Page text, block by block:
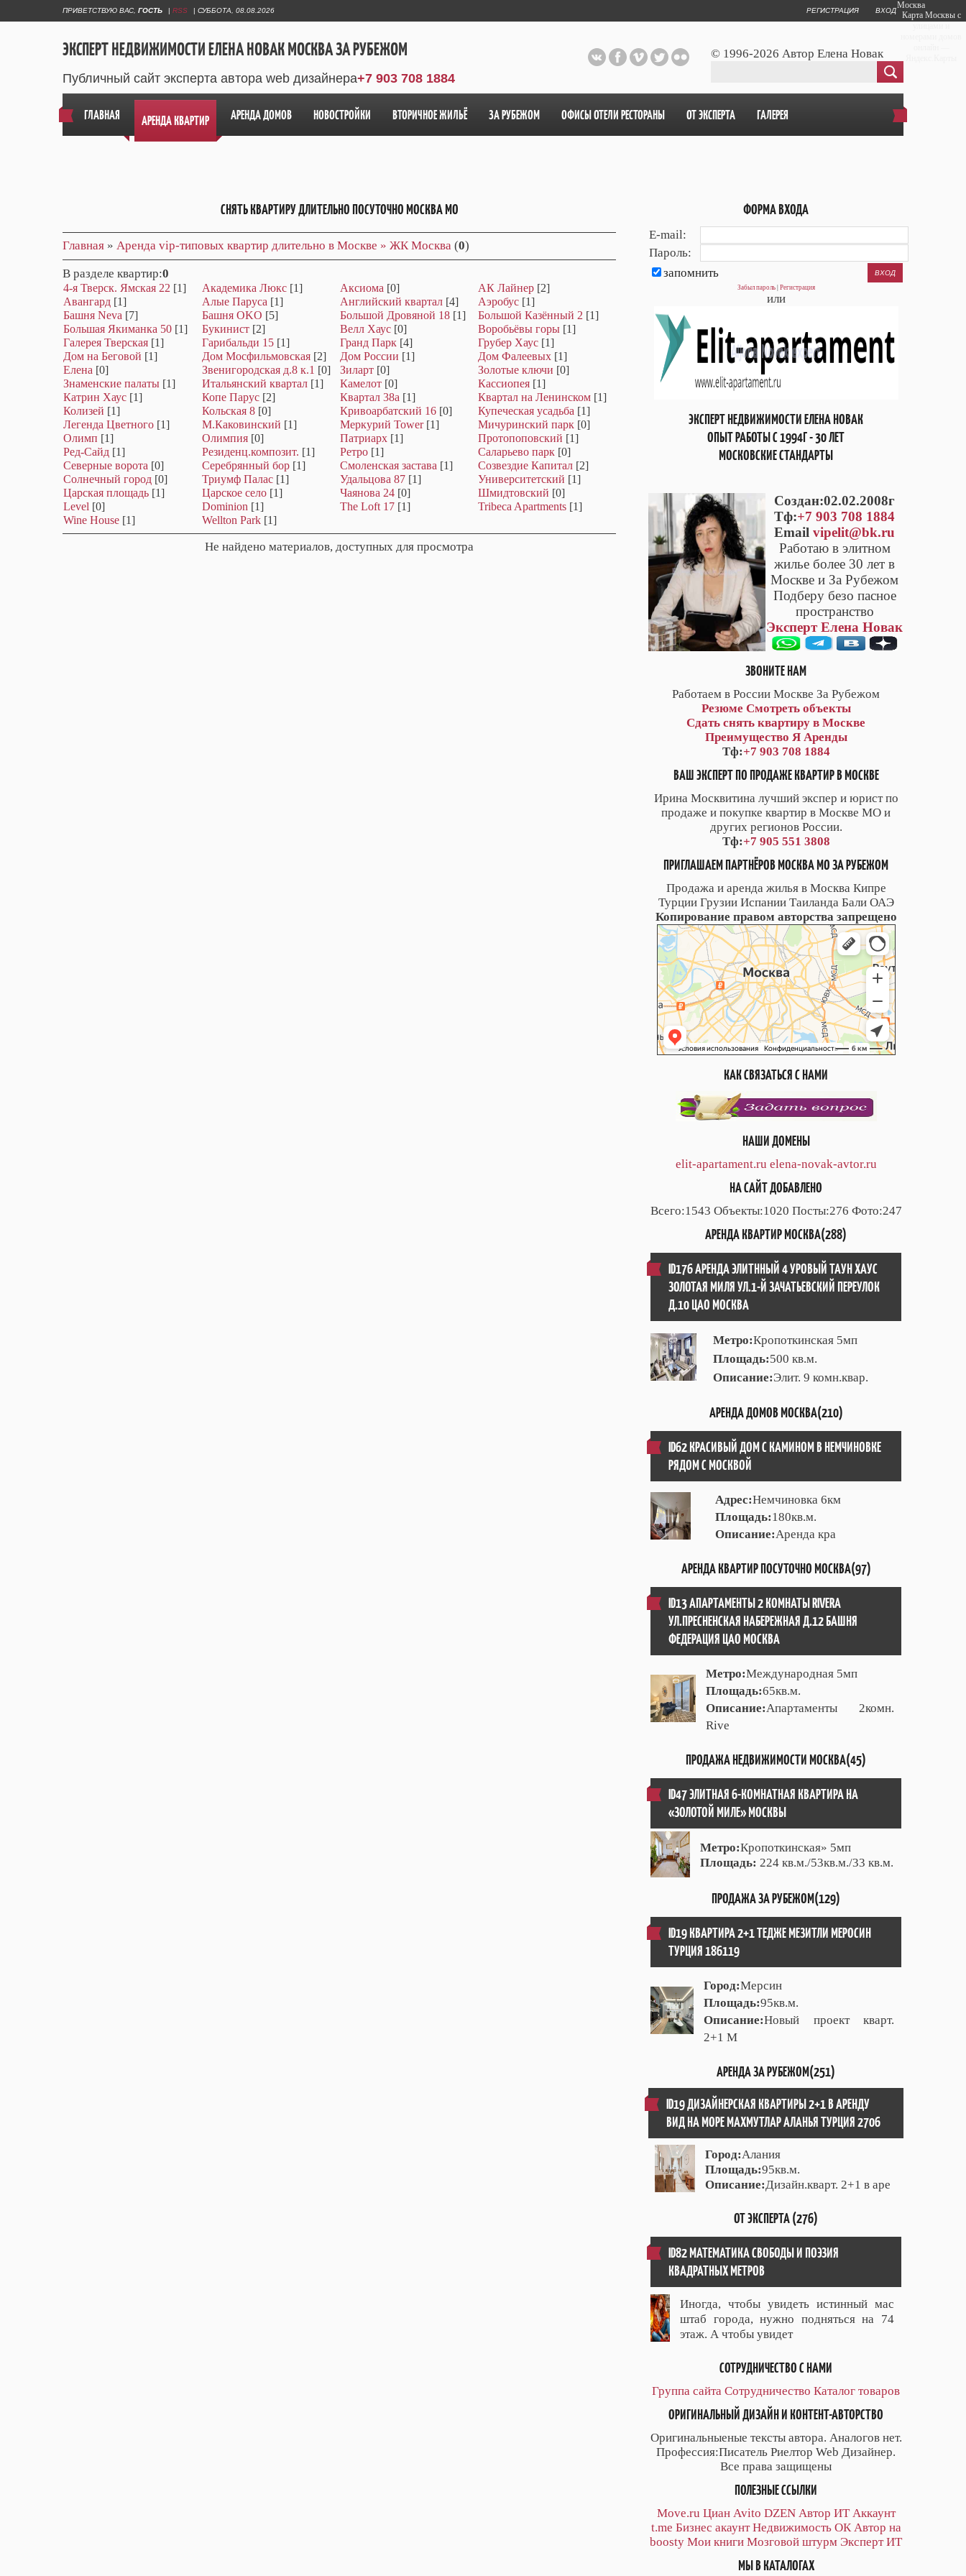
ПРИВЕТСТВУЮ ВАС ГОСТЬ | RSS | СУББОТА, 08.08.2026 РЕГИСТРАЦИЯ ВХОД
ЭКСПЕРТ НЕДВИЖИМОСТИ ЕЛЕНА НОВАК МОСКВА ЗА РУБЕЖОМ
Публичный сайт эксперта автора web дизайнера+7 903 708 1884
© 1996-2026 Автор Елена Новак
ГЛАВНАЯ АРЕНДА КВАРТИР АРЕНДА ДОМОВ НОВОСТРОЙКИ ВТОРИЧНОЕ ЖИЛЬЁ ЗА РУБЕЖОМ ОФИСЫ ОТЕЛИ РЕСТОРАНЫ ОТ ЭКСПЕРТА ГАЛЕРЕЯ
СНЯТЬ КВАРТИРУ ДЛИТЕЛЬНО ПОСУТОЧНО МОСКВА МО
Главная » Аренда vip-типовых квартир длительно в Москве » ЖК Москва (0)
В разделе квартир:0
4-я Тверск. Ямская 22 [1] Академика Люкс [1] Аксиома [0] АК Лайнер [2]
Авангард [1] Алые Паруса [1] Английский квартал [4] Аэробус [1]
Башня Neva [7] Башня OKO [5] Большой Дровяной 18 [1] Большой Казённый 2 [1]
Большая Якиманка 50 [1] Букинист [2] Велл Хаус [0] Воробьёвы горы [1]
Галерея Тверская [1] Гарибальди 15 [1] Гранд Парк [4] Грубер Хаус [1]
Дом на Беговой [1] Дом Мосфильмовская [2] Дом России [1] Дом Фалеевых [1]
Елена [0] Звенигородская д.8 к.1 [0] Зиларт [0] Золотые ключи [0]
Знаменские палаты [1] Итальянский квартал [1] Камелот [0] Кассиопея [1]
Катрин Хаус [1] Копе Парус [2] Квартал 38а [1] Квартал на Ленинском [1]
Колизей [1] Кольская 8 [0] Кривоарбатский 16 [0] Купеческая усадьба [1]
Легенда Цветного [1] М.Каковинский [1] Меркурий Tower [1] Мичуринский парк [0]
Олимп [1] Олимпия [0] Патриарх [1] Протопоповский [1]
Ред-Сайд [1] Резиденц.композит. [1] Ретро [1] Саларьево парк [0]
Северные ворота [0] Серебрянный бор [1] Смоленская застава [1] Созвездие Капитал [2]
Солнечный город [0] Триумф Палас [1] Удальцова 87 [1] Университетский [1]
Царская площадь [1] Царское село [1] Чаянова 24 [0] Шмидтовский [0]
Level [0] Dominion [1] The Loft 17 [1] Tribeca Apartments [1]
Wine House [1] Wellton Park [1]
Не найдено материалов, доступных для просмотра
ФОРМА ВХОДА
E-mail:
Пароль:
запомнить
Забыл пароль| Регистрация
или
ЭКСПЕРТ НЕДВИЖИМОСТИ ЕЛЕНА НОВАК
ОПЫТ РАБОТЫ С 1994Г - 30 ЛЕТ
МОСКОВСКИЕ СТАНДАРТЫ
Cоздан:02.02.2008г
Тф:+7 903 708 1884
Emailvipelit@bk.ru
Работаю в элитном
жилье более 30 лет в
Москве и За Рубежом
Подберу безо пасное
пространство
Эксперт Елена Новак
ЗВОНИТЕ НАМ
Работаем в России Москве За Рубежом
Резюме Смотреть объекты
Сдать снять квартиру в Москве
Преимущество Я Аренды
Тф:+7 903 708 1884
ВАШ ЭКСПЕРТ ПО ПРОДАЖЕ КВАРТИР В МОСКВЕ
Ирина Москвитина лучший экспер и юрист по
продаже и покупке квартир в Москве МО и
других регионов России.
Тф:+7 905 551 3808
ПРИГЛАШАЕМ ПАРТНЁРОВ МОСКВА МО ЗА РУБЕЖОМ
Продажа и аренда жилья в Москва Кипре
Турции Грузии Испании Таиланда Бали ОАЭ
Копирование правом авторства запрещено
Москва
Карта Москвы с
КАК СВЯЗАТЬСЯ С НАМИ
НАШИ ДОМЕНЫ
elit-apartament.ru elena-novak-avtor.ru
НА САЙТ ДОБАВЛЕНО
Всего:1543 Объекты:1020 Посты:276 Фото:247
АРЕНДА КВАРТИР МОСКВА(288)
ID176 АРЕНДА ЭЛИТННЫЙ 4 УРОВЫЙ ТАУН ХАУС
ЗОЛОТАЯ МИЛЯ УЛ.1-Й ЗАЧАТЬЕВСКИЙ ПЕРЕУЛОК
Д.10 ЦАО МОСКВА
Метро:Кропоткинская 5мп
Площадь:500 кв.м.
Описание:Элит. 9 комн.квар.
АРЕНДА ДОМОВ МОСКВА(210)
ID62 КРАСИВЫЙ ДОМ С КАМИНОМ В НЕМЧИНОВКЕ
РЯДОМ С МОСКВОЙ
Адрес:Немчиновка 6км
Площадь:180кв.м.
Описание:Аренда кра
АРЕНДА КВАРТИР ПОСУТОЧНО МОСКВА(97)
ID13 АПАРТАМЕНТЫ 2 КОМНАТЫ RIVERA
УЛ.ПРЕСНЕНСКАЯ НАБЕРЕЖНАЯ Д.12 БАШНЯ
ФЕДЕРАЦИЯ ЦАО МОСКВА
Метро:Международная 5мп
Площадь:65кв.м.
Описание:Апартаменты 2комн.
Rive
ПРОДАЖА НЕДВИЖИМОСТИ МОСКВА(45)
ID47 ЭЛИТНАЯ 6-КОМНАТНАЯ КВАРТИРА НА
«ЗОЛОТОЙ МИЛЕ» МОСКВЫ
Метро:Кропоткинская» 5мп
Площадь: 224 кв.м./53кв.м./33 кв.м.
ПРОДАЖА ЗА РУБЕЖОМ(129)
ID19 КВАРТИРА 2+1 ТЕДЖЕ МЕЗИТЛИ МЕРОСИН
ТУРЦИЯ 186119
Город:Мерсин
Площадь:95кв.м.
Описание:Новый проект кварт.
2+1 М
АРЕНДА ЗА РУБЕЖОМ(251)
ID19 ДИЗАЙНЕРСКАЯ КВАРТИРЫ 2+1 В АРЕНДУ
ВИД НА МОРЕ МАХМУТЛАР АЛАНЬЯ ТУРЦИЯ 2706
Город:Алания
Площадь:95кв.м.
Описание:Дизайн.кварт. 2+1 в аре
ОТ ЭКСПЕРТА (276)
ID82 МАТЕМАТИКА СВОБОДЫ И ПОЭЗИЯ
КВАДРАТНЫХ МЕТРОВ
Иногда, чтобы увидеть истинный мас
штаб города, нужно подняться на 74
этаж. А чтобы увидет
СОТРУДНИЧЕСТВО С НАМИ
Группа сайта Сотрудничество Каталог товаров
ОРИГИНАЛЬНЫЙ ДИЗАЙН И КОНТЕНТ-АВТОРСТВО
Оригинальныеные тексты автора. Аналогов нет.
Профессия:Писатель Риелтор Web Дизайнер.
Все права защищены
ПОЛЕЗНЫЕ ССЫЛКИ
Move.ru Циан Avito DZEN Автор ИТ Аккаунт
t.me Бизнес акаунт Недвижимость ОК Автор на
boosty Мои книги Мозговой штурм Эксперт ИТ
МЫ В КАТАЛОГАХ